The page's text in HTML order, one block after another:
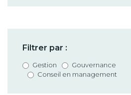
Filtrer par :
Gestion
Gouvernance
Conseil en management